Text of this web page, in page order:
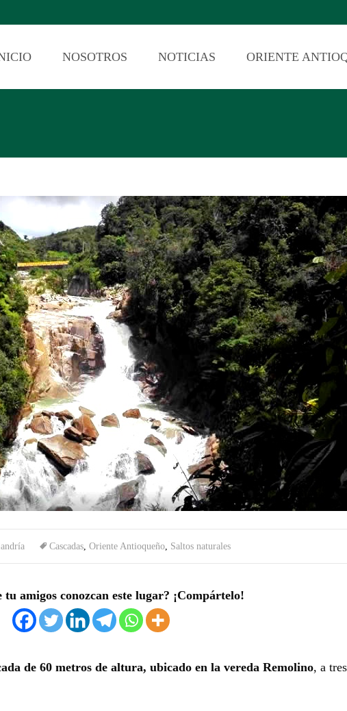
NOSOTROS NOTICIAS ORIENTE
Cascadas, Oriente Antioqueño, Saltos naturales
tu amigos conozcan este lugar? ¡Compártelo!
de 60 metros de altura, ubicado en la vereda Remolino, a tres